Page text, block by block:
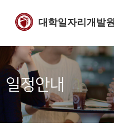
대학일자리개발원
일정안내